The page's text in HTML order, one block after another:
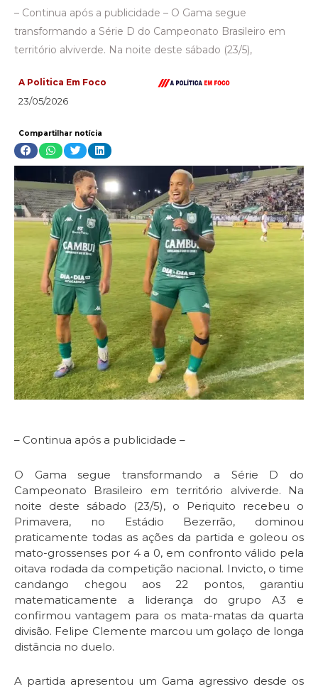
– Continua após a publicidade – O Gama segue
transformando a Série D do Campeonato Brasileiro em
território alviverde. Na noite deste sábado (23/5),
A Politica Em Foco
23/05/2026
Compartilhar notícia
– Continua após a publicidade –
O Gama segue transformando a Série D do
Campeonato Brasileiro em território alviverde. Na
noite deste sábado (23/5), o Periquito recebeu o
Primavera, no Estádio Bezerrão, dominou
praticamente todas as ações da partida e goleou os
mato-grossenses por 4 a 0, em confronto válido pela
oitava rodada da competição nacional. Invicto, o time
candango chegou aos 22 pontos, garantiu
matematicamente a liderança do grupo A3 e
confirmou vantagem para os mata-matas da quarta
divisão. Felipe Clemente marcou um golaço de longa
distância no duelo.
A partida apresentou um Gama agressivo desde os